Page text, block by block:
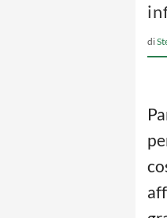
di